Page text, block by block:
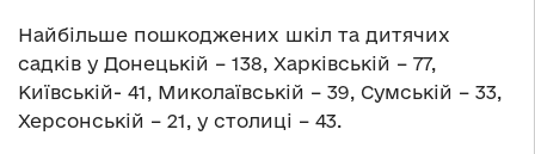
Найбільше пошкоджених шкіл та дитячих
садків у Донецькій – 138, Харківській – 77,
Київській- 41, Миколаївській – 39, Сумській – 33,
Херсонській – 21, у столиці – 43.